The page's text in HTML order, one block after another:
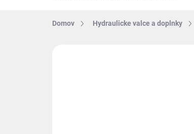
Domov Hydraulicke valce a doplnky